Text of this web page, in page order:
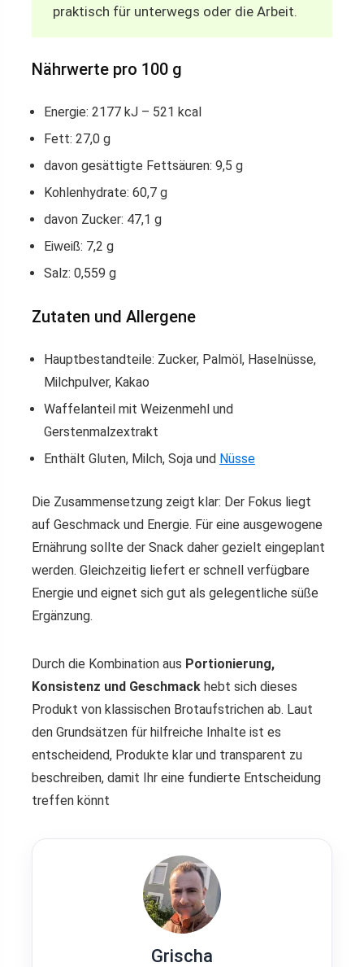
praktisch für unterwegs oder die Arbeit.
Nährwerte pro 100 g
Energie: 2177 kJ – 521 kcal
Fett: 27,0 g
davon gesättigte Fettsäuren: 9,5 g
Kohlenhydrate: 60,7 g
davon Zucker: 47,1 g
Eiweiß: 7,2 g
Salz: 0,559 g
Zutaten und Allergene
Hauptbestandteile: Zucker, Palmöl, Haselnüsse,
Milchpulver, Kakao
Waffelanteil mit Weizenmehl und
Gerstenmalzextrakt
Enthält Gluten, Milch, Soja und Nüsse
Die Zusammensetzung zeigt klar: Der Fokus liegt
auf Geschmack und Energie. Für eine ausgewogene
Ernährung sollte der Snack daher gezielt eingeplant
werden. Gleichzeitig liefert er schnell verfügbare
Energie und eignet sich gut als gelegentliche süße
Ergänzung.
Durch die Kombination aus Portionierung,
Konsistenz und Geschmack hebt sich dieses
Produkt von klassischen Brotaufstrichen ab. Laut
den Grundsätzen für hilfreiche Inhalte ist es
entscheidend, Produkte klar und transparent zu
beschreiben, damit Ihr eine fundierte Entscheidung
treffen könnt
Grischa